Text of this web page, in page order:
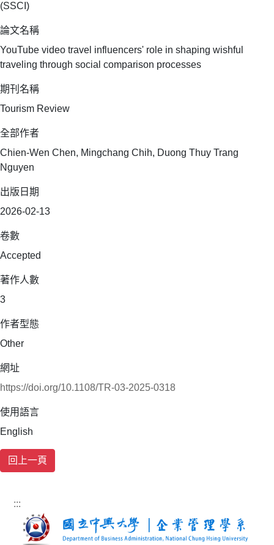
(SSCI)
論文名稱
YouTube video travel influencers' role in shaping wishful
traveling through social comparison processes
期刊名稱
Tourism Review
全部作者
Chien-Wen Chen, Mingchang Chih, Duong Thuy Trang
Nguyen
出版日期
2026-02-13
卷數
Accepted
著作人數
3
作者型態
Other
網址
https://doi.org/10.1108/TR-03-2025-0318
使用語言
English
:::